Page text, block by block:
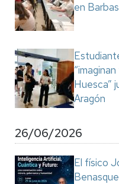
en
Huesca”
Aragón
26/06/2026
El físico